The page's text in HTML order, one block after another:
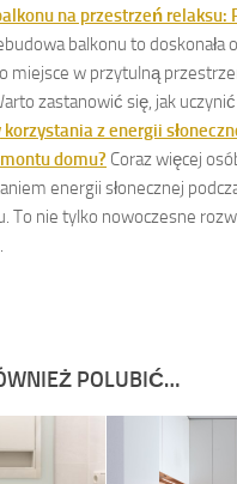
na przestrzeń relaksu:
balkonu to doskonała
miejsce w przytulną
zastanowić się, jak uczynić
korzystania z energii
domu? Coraz więcej
energii słonecznej
To nie tylko nowoczesne
POLUBIĆ…